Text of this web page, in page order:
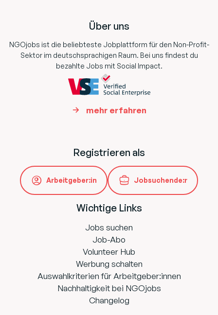
Über uns
NGOjobs ist die beliebteste Jobplattform für den Non-Profit-
Sektor im deutschsprachigen Raum. Bei uns findest du
bezahlte Jobs mit Social Impact.
mehr erfahren
Registrieren als
Arbeitgeber:in Jobsuchende:r
Wichtige Links
Jobs suchen
Job-Abo
Volunteer Hub
Werbung schalten
Auswahlkriterien für Arbeitgeber:innen
Nachhaltigkeit bei NGOjobs
Changelog